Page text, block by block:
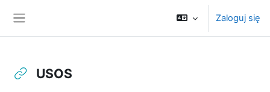
Zaloguj się
USOS